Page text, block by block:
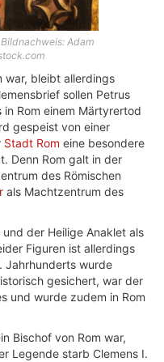
Adam
war, bleibt allerdings
sollen Petrus
in Rom einem Märtyrertod
gespeist von einer
Stadt Rom eine besondere
Denn Rom galt in der
des Römischen
als Machtzentrum des
der Heilige Anaklet als
Figuren ist allerdings
Jahrhunderts wurde
gesichert, war der
und wurde zudem in Rom
Bischof von Rom war,
Legende starb Clemens I.